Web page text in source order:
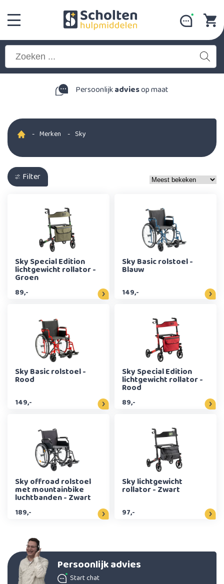
Persoonlijkadviesop maat
- Merken - Sky
Filter
Sky Special Edition
lichtgewicht rollator -
Groen
89,-
Sky Basic rolstoel -
Blauw
149,-
Sky Basic rolstoel -
Rood
149,-
Sky Special Edition
lichtgewicht rollator -
Rood
89,-
Sky offroad rolstoel
met mountainbike
luchtbanden - Zwart
189,-
Sky lichtgewicht
rollator - Zwart
97,-
Persoonlijk advies
Start chat